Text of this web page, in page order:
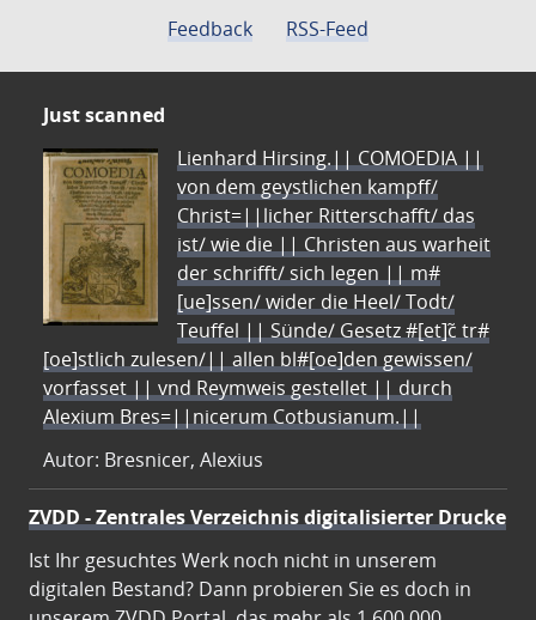
Feedback
RSS-Feed
Just scanned
Lienhard Hirsing.|| COMOEDIA ||
von dem geystlichen kampff/
Christ=||licher Ritterschafft/ das
ist/ wie die || Christen aus warheit
der schrifft/ sich legen || m#
[ue]ssen/ wider die Heel/ Todt/
Teuffel || Sünde/ Gesetz #[et]c̃ tr#
[oe]stlich zulesen/|| allen bl#[oe]den gewissen/
vorfasset || vnd Reymweis gestellet || durch
Alexium Bres=||nicerum Cotbusianum.||
Autor: Bresnicer, Alexius
ZVDD - Zentrales Verzeichnis digitalisierter Drucke
Ist Ihr gesuchtes Werk noch nicht in unserem
digitalen Bestand? Dann probieren Sie es doch in